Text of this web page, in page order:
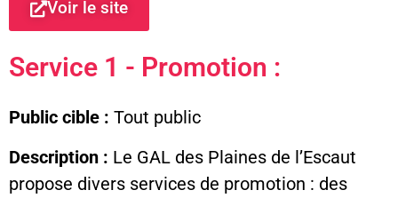
Voir le site
Service 1 - Promotion :
Public cible : Tout public
Description : Le GAL des Plaines de l’Escaut
propose divers services de promotion : des